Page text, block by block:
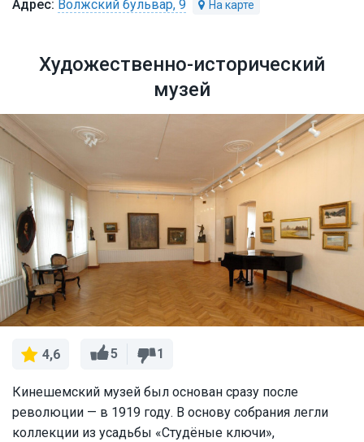
Волжский бульвар, 9
Художественно-исторический
музей
4,6 5 1
Кинешемский музей был основан сразу после
революции — в 1919 году. В основу собрания легли
коллекции из усадьбы «Студёные ключи»,